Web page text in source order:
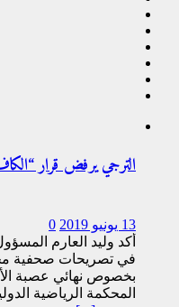
الترجي يرفض قرار
13 يونيو 2019
0
أكد وليد العارم
في تصريحات صحفية
بخصوص نهائي عصبة
المحكمة الرياضية